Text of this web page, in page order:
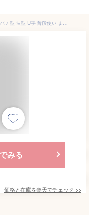
かんざし リボン 大きめ 簪 ヘアスティック バチ型 波型 U字 普段使い まとめ髪 ヘアアクセサリー 髪飾り 和装 浴衣 成人式 レディース
みる
価格と在庫を楽天でチェック >>